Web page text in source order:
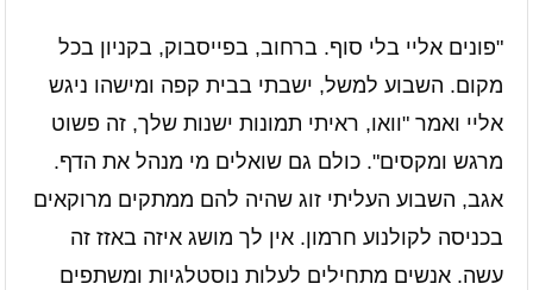
"פונים אליי בלי סוף. ברחוב, בפייסבוק, בקניון בכל
מקום. השבוע למשל, ישבתי בבית קפה ומישהו ניגש
אליי ואמר "וואו, ראיתי תמונות ישנות שלך, זה פשוט
מרגש ומקסים". כולם גם שואלים מי מנהל את הדף.
אגב, השבוע העליתי זוג שהיה להם ממתקים מרוקאים
בכניסה לקולנוע חרמון. אין לך מושג איזה באזז זה
עשה. אנשים מתחילים לעלות נוסטלגיות ומשתפים